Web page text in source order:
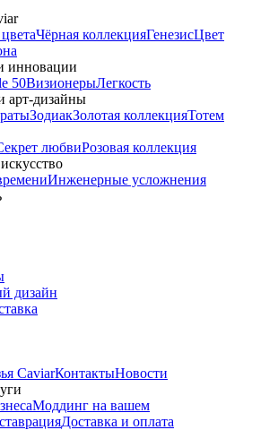
Чёрная коллекцияГенезисЦвет
инновации
50ВизионерыЛегкость
арт-дизайны
ЗодиакЗолотая коллекцияТотем
любвиРозовая коллекция
Инженерные усложнения
дизайн
CaviarКонтактыНовости
Моддинг на вашем
Доставка и оплата